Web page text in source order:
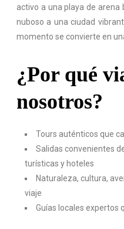
activo a una playa de arena
nuboso a una ciudad
momento se convierte en
¿Por qué
nosotros?
Tours auténticos que
Salidas convenientes
turísticas y hoteles
Naturaleza, cultura,
viaje
Guías locales expertos